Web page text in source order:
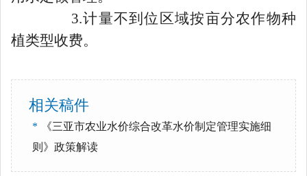
3.计量不到位区域按亩分农作物种
植类型收费。
相关稿件
*
《三亚市农业水价综合改革水价制定管理实施细
则》政策解读